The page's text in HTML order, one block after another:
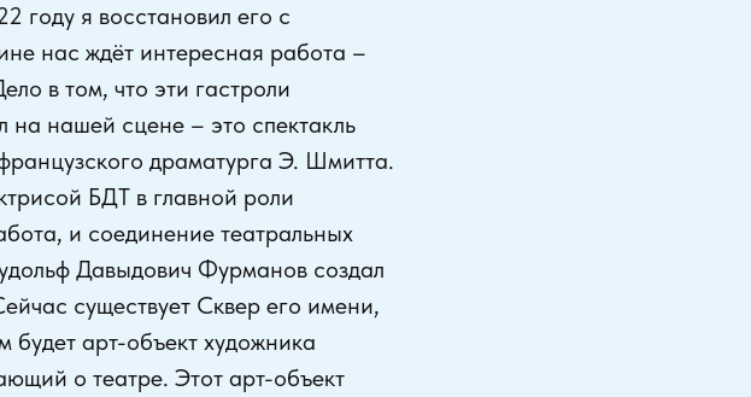
году я восстановил его с
нас ждёт интересная работа –
в том, что эти гастроли
на нашей сцене – это спектакль
драматурга Э. Шмитта.
БДТ в главной роли
и соединение театральных
Давыдович Фурманов создал
существует Сквер его имени,
арт-объект художника
о театре. Этот арт-объект